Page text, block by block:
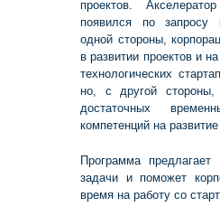
проектов.
появился по запросу
одной стороны,
в развитии проектов и
технологических
но, с другой стороны,
достаточных
компетенций на
Программа предлагает
задачи и поможет
время на работу со